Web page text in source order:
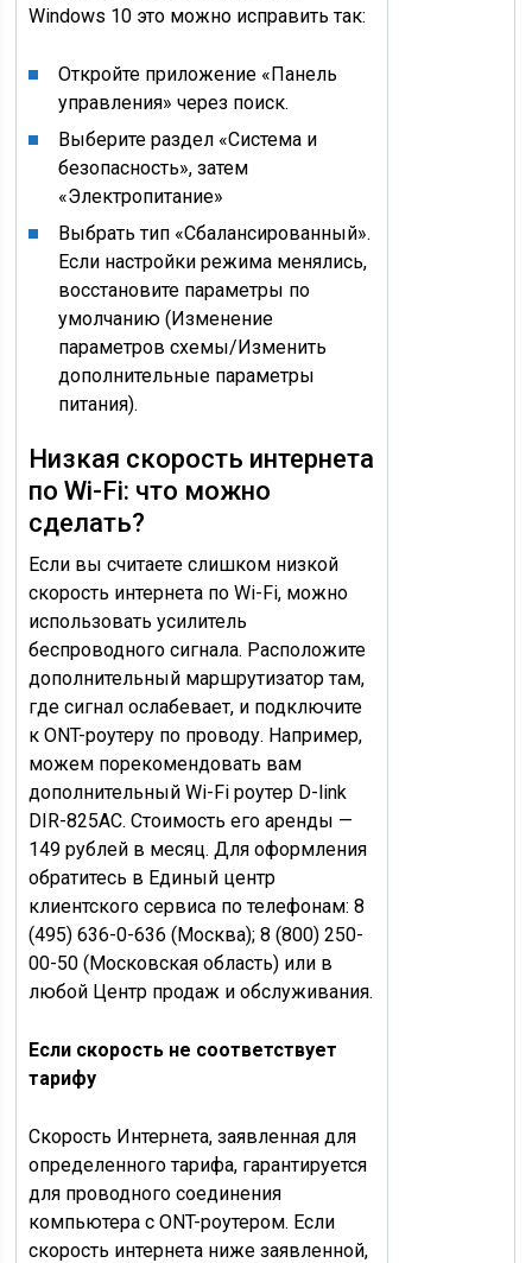
Windows 10 это можно исправить так:
Откройте приложение «Панель
управления» через поиск.
Выберите раздел «Система и
безопасность», затем
«Электропитание»
Выбрать тип «Сбалансированный».
Если настройки режима менялись,
восстановите параметры по
умолчанию (Изменение
параметров схемы/Изменить
дополнительные параметры
питания).
Низкая скорость интернета
по Wi-Fi: что можно
сделать?
Если вы считаете слишком низкой
скорость интернета по Wi-Fi, можно
использовать усилитель
беспроводного сигнала. Расположите
дополнительный маршрутизатор там,
где сигнал ослабевает, и подключите
к ONT-роутеру по проводу. Например,
можем порекомендовать вам
дополнительный Wi-Fi роутер D-link
DIR-825АС. Стоимость его аренды —
149 рублей в месяц. Для оформления
обратитесь в Единый центр
клиентского сервиса по телефонам: 8
(495) 636-0-636 (Москва); 8 (800) 250-
00-50 (Московская область) или в
любой Центр продаж и обслуживания.
Если скорость не соответствует
тарифу
Скорость Интернета, заявленная для
определенного тарифа, гарантируется
для проводного соединения
компьютера с ONT-роутером. Если
скорость интернета ниже заявленной,